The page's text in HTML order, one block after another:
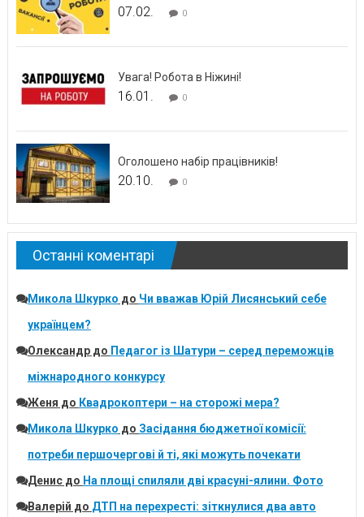
07.02. 0
Увага! Робота в Ніжині!
16.01. 0
Оголошено набір працівників!
20.10. 0
Останні коментарі
Микола Шкурко до Чи вважав Юрій Лисянський себе
українцем?
Олександрдо Педагог із Шатури – серед переможців
міжнародного конкурсу
Женя до Квадрокоптери – на сторожі мера?
Микола Шкурко до Засідання бюджетної комісії:
потреби першочергові й ті, які можуть почекати
Денисдо На площі спиляли дві красуні-ялини. Фото
Валерій до ДТП на перехресті: зіткнулися два авто